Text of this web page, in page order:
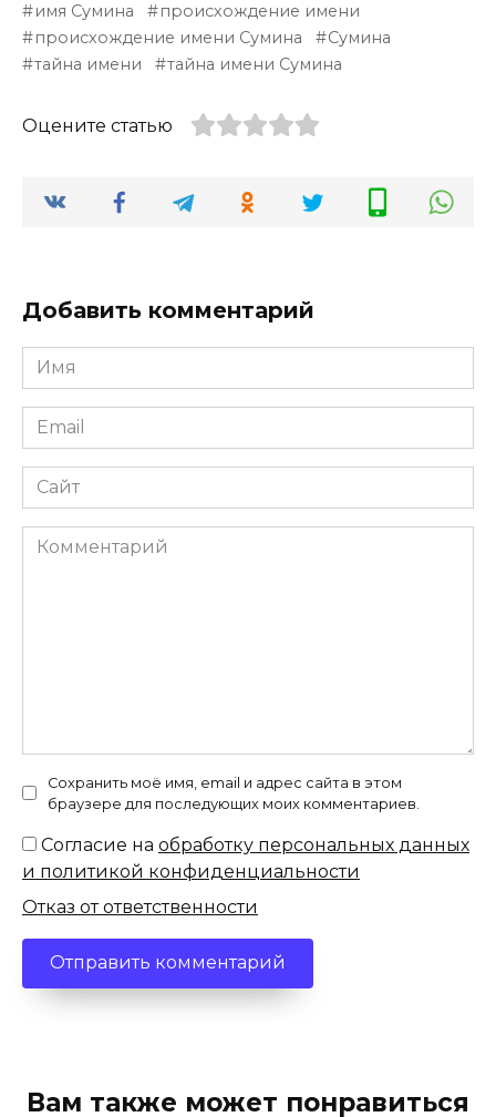
имя Сумина
происхождение имени
происхождение имени Сумина
Сумина
тайна имени
тайна имени Сумина
Оцените статью
Добавить комментарий
Имя
*
Email
*
Сайт
Комментарий
Сохранить моё имя, email и адрес сайта в этом
браузере для последующих моих комментариев.
Согласие на обработку персональных данных
и политикой конфиденциальности
Отказ от ответственности
Вам также может понравиться